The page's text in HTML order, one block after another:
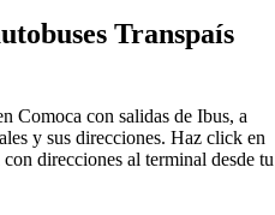
Transpaís
Comoca con salidas de Ibus, a
y sus direcciones. Haz click en
direcciones al terminal desde tu